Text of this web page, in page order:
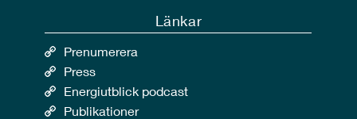
Länkar
Prenumerera
Press
Energiutblick podcast
Publikationer